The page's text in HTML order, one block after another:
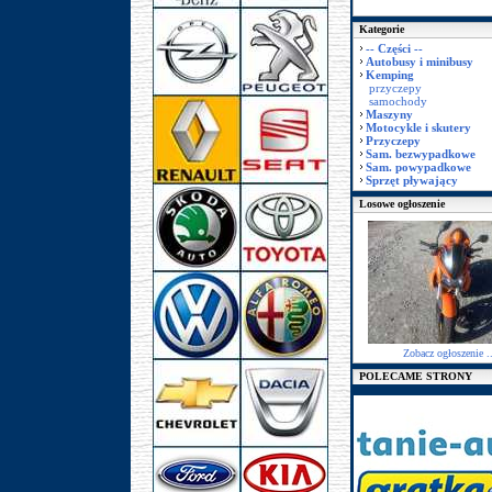
Kategorie
-- Części --
Autobusy i minibusy
Kemping
przyczepy
samochody
Maszyny
Motocykle i skutery
Przyczepy
Sam. bezwypadkowe
Sam. powypadkowe
Sprzęt pływający
Losowe ogłoszenie
Zobacz ogłoszenie
POLECAME STRONY